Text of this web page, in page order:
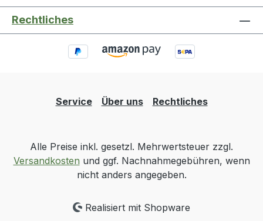
Rechtliches
Service Über uns Rechtliches
Alle Preise inkl. gesetzl. Mehrwertsteuer zzgl.
Versandkosten und ggf. Nachnahmegebühren, wenn
nicht anders angegeben.
Realisiert mit Shopware